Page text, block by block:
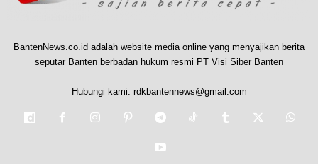
BantenNews.co.id adalah website media online yang menyajikan berita
seputar Banten berbadan hukum resmi PT Visi Siber Banten
Hubungi kami: rdkbantennews@gmail.com